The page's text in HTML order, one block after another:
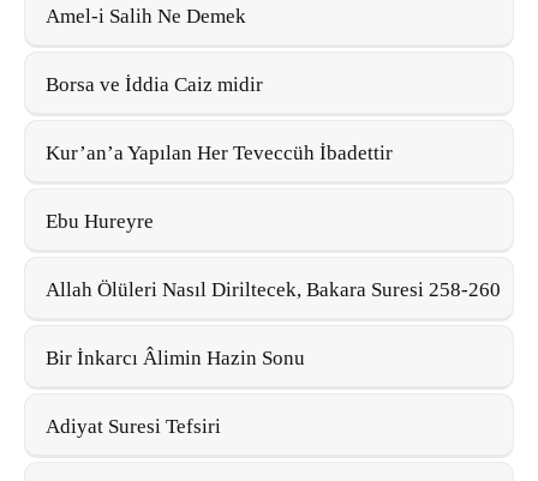
Amel-i Salih Ne Demek
Borsa ve İddia Caiz midir
Kur’an’a Yapılan Her Teveccüh İbadettir
Ebu Hureyre
Allah Ölüleri Nasıl Diriltecek, Bakara Suresi 258-260
Bir İnkarcı Âlimin Hazin Sonu
Adiyat Suresi Tefsiri